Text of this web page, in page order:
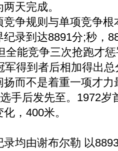
天完成。
争规则与单项竞争
录到达8891分;秒，
全能竞争三次抢跑才
军得到者后相加得出
而不是着重一项才
手后发先至。1972岁
，400米。
均由谢布尔勒 以